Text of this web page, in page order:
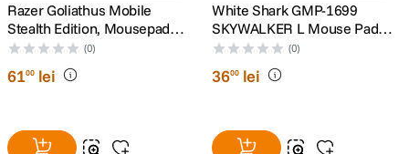
8 . ulanzi
insta 360
Razer Goliathus Mobile
Stealth Edition, Mousepad
gaming
(0)
6100 lei
White Shark GMP-1699
SKYWALKER L Mouse Pad
400 x 300mm
(0)
3600 lei